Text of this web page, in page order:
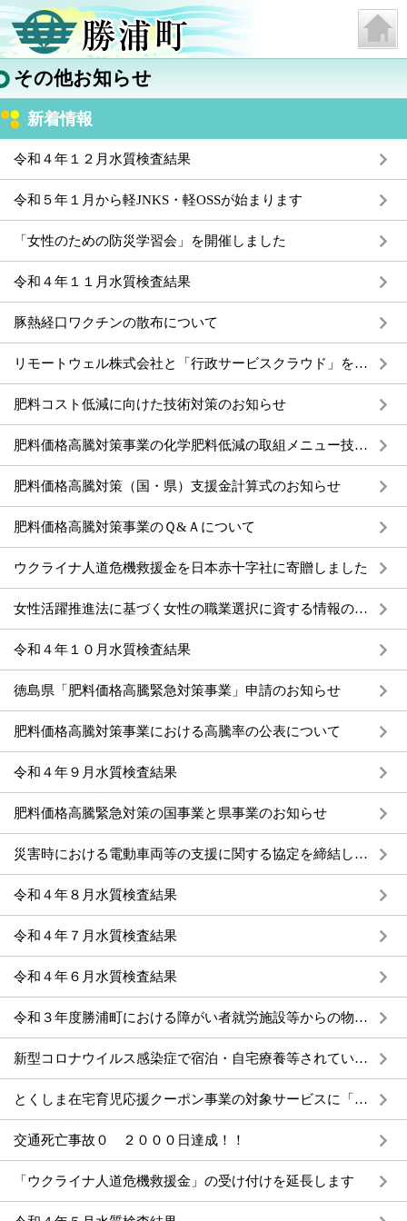
その他お知らせ
新着情報
令和４年１２月水質検査結果
令和５年１月から軽JNKS・軽OSSが始まります
「女性のための防災学習会」を開催しました
令和４年１１月水質検査結果
豚熱経口ワクチンの散布について
リモートウェル株式会社と「行政サービスクラウド」を活用した実証実験に関する連携協定を締結しました
肥料コスト低減に向けた技術対策のお知らせ
肥料価格高騰対策事業の化学肥料低減の取組メニュー技術概要のお知らせ
肥料価格高騰対策（国・県）支援金計算式のお知らせ
肥料価格高騰対策事業のＱ&Ａについて
ウクライナ人道危機救援金を日本赤十字社に寄贈しました
女性活躍推進法に基づく女性の職業選択に資する情報の公表について
令和４年１０月水質検査結果
徳島県「肥料価格高騰緊急対策事業」申請のお知らせ
肥料価格高騰対策事業における高騰率の公表について
令和４年９月水質検査結果
肥料価格高騰緊急対策の国事業と県事業のお知らせ
災害時における電動車両等の支援に関する協定を締結しました
令和４年８月水質検査結果
令和４年７月水質検査結果
令和４年６月水質検査結果
令和３年度勝浦町における障がい者就労施設等からの物品等の調達実績
新型コロナウイルス感染症で宿泊・自宅療養等されている方は特例郵便等投票ができます
とくしま在宅育児応援クーポン事業の対象サービスに「あすたむらんど徳島」を追加しました
交通死亡事故０ ２０００日達成！！
「ウクライナ人道危機救援金」の受け付けを延長します